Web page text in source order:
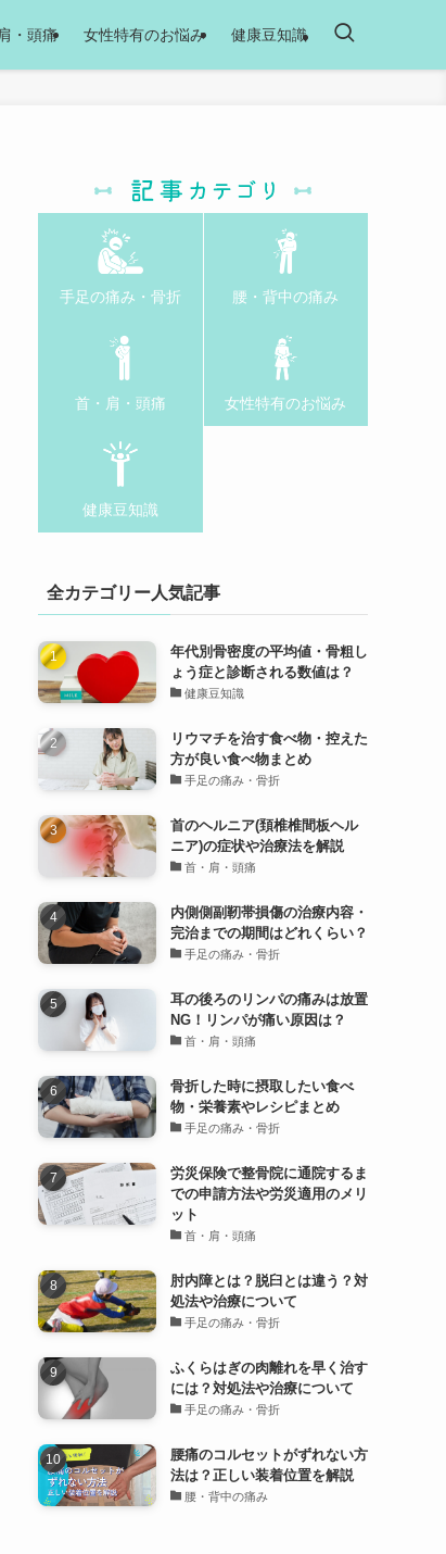
・頭痛 女性特有のお悩み 健康豆知識
手足の痛み・骨折 腰・背中の痛み
首・肩・頭痛 女性特有のお悩み
健康豆知識
全カテゴリー人気記事
年代別骨密度の平均値・骨粗し
ょう症と診断される数値は？
健康豆知識
リウマチを治す食べ物・控えた
方が良い食べ物まとめ
手足の痛み・骨折
首のヘルニア(頚椎椎間板ヘル
ニア)の症状や治療法を解説
首・肩・頭痛
内側側副靭帯損傷の治療内容・
完治までの期間はどれくらい？
手足の痛み・骨折
耳の後ろのリンパの痛みは放置
NG！リンパが痛い原因は？
首・肩・頭痛
骨折した時に摂取したい食べ
物・栄養素やレシピまとめ
手足の痛み・骨折
労災保険で整骨院に通院するま
での申請方法や労災適用のメリ
ット
首・肩・頭痛
肘内障とは？脱臼とは違う？対
処法や治療について
手足の痛み・骨折
ふくらはぎの肉離れを早く治す
には？対処法や治療について
手足の痛み・骨折
腰痛のコルセットがずれない方
法は？正しい装着位置を解説
腰・背中の痛み